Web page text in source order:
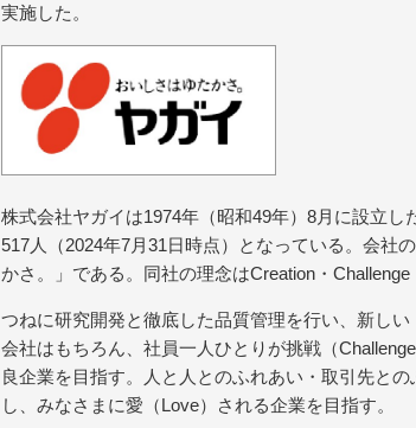
実施した。
株式会社ヤガイは1974年（昭和49年）8月に設立し
517人（2024年7月31日時点）となっている。会社
かさ。」である。同社の理念はCreation・Challenge
つねに研究開発と徹底した品質管理を行い、新しい
会社はもちろん、社員一人ひとりが挑戦（
良企業を目指す。人と人とのふれあい・取引先と
し、みなさまに愛（Love）される企業を目指す。